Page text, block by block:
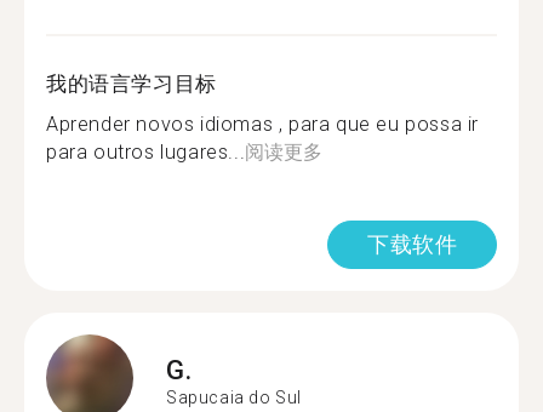
我的语言学习目标
Aprender novos idiomas , para que eu possa ir
para outros lugares...阅读更多
下载软件
G.
Sapucaia do Sul